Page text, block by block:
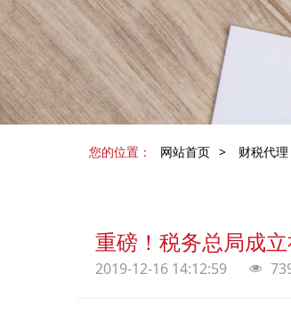
您的位置： 网站首页 > 财税代理
重磅！​税务总局成立
2019-12-16 14:12:59